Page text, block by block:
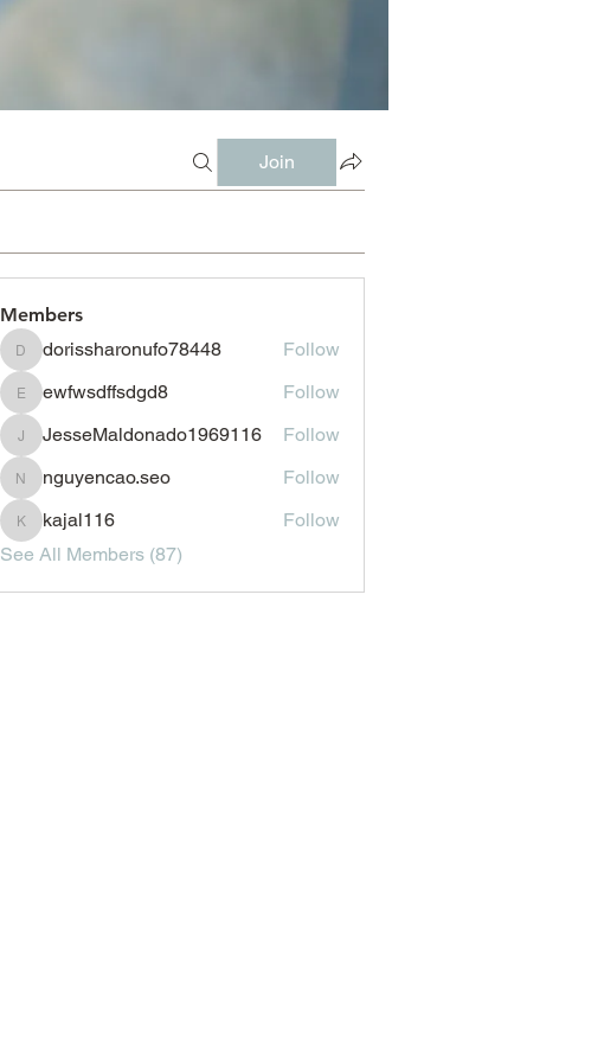
Join
Members
dorissharonufo78448
dorissharonufo78448 Follow
ewfwsdffsdgd8
ewfwsdffsdgd8 Follow
JesseMaldonado1969116
JesseMaldonado1969116 Follow
nguyencao.seo
nguyencao.seo Follow
kajal116
kajal116
Follow
See All Members (87)